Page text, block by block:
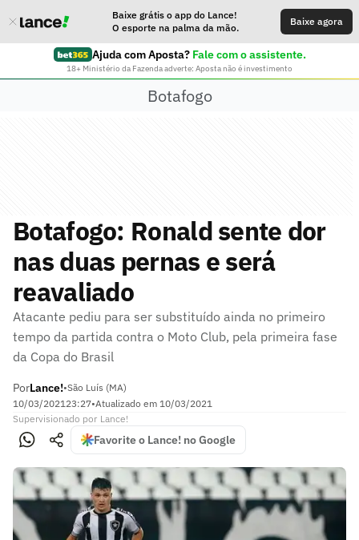
Baixe grátis o app do Lance!
O esporte na palma da mão.
Baixe agora
Ajuda com Aposta? Fale com o assistente.
18+ Ministério da Fazenda adverte: Aposta não é investimento
Botafogo
Botafogo: Ronald sente dor
nas duas pernas e será
reavaliado
Atacante pediu para ser substituído ainda no primeiro
tempo da partida contra o Moto Club, pela primeira fase
da Copa do Brasil
PorLance!•São Luís (MA)
10/03/202123:27•Atualizado em 10/03/2021
Supervisionado por Lance!
Favorite o Lance! no Google